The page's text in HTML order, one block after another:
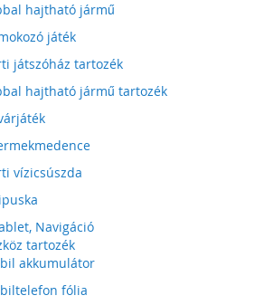
hajtható jármű
játék
játszóház tartozék
hajtható jármű tartozék
vízicsúszda
Navigáció
tartozék
akkumulátor
fólia